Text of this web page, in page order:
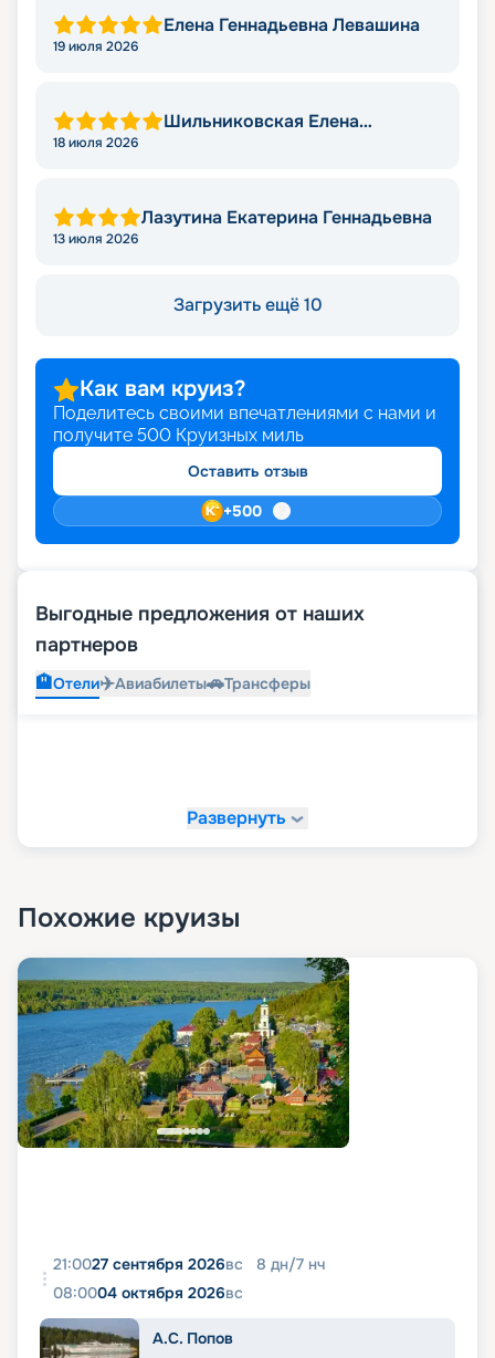
Елена Геннадьевна Левашина
19 июля 2026
Шильниковская Елена
18 июля 2026
Лазутина Екатерина Геннадьевна
13 июля 2026
Загрузить ещё 10
Как вам круиз?
Поделитесь своими впечатлениями с нами и
получите 500 Круизных миль
Оставить отзыв
+500
Выгодные предложения от наших
партнеров
🏨Отели✈️Авиабилеты🚗Трансферы
Развернуть
Похожие круизы
21:0027 сентября 2026вс 8 дн/7 нч
08:0004 октября 2026вс
А.С. Попов